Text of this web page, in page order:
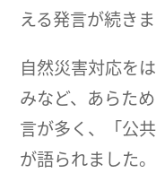
える発言が続きま
自然災害対応を
みなど、あらた
言が多く、「公
が語られました。